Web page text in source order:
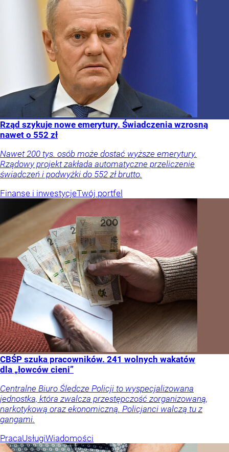
Rząd szykuje nowe emerytury. Świadczenia wzrosną
nawet o 552 zł
Nawet 200 tys. osób może dostać wyższe emerytury.
Rządowy projekt zakłada automatyczne przeliczenie
świadczeń i podwyżki do 552 zł brutto.
Finanse i inwestycjeTwój portfel
CBŚP szuka pracowników. 241 wolnych wakatów
dla „łowców cieni”
Centralne Biuro Śledcze Policji to wyspecjalizowana
jednostka, która zwalcza przestępczość zorganizowaną,
narkotykową oraz ekonomiczną. Policjanci walczą tu z
gangami.
PracaUsługiWiadomości